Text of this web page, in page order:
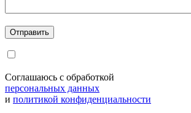
Соглашаюсь с обработкой
персональных данных
и политикой конфиденциальности